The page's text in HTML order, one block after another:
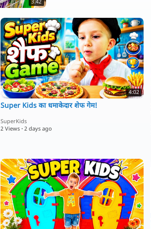
3:42
4:02
Super Kids का धमाकेदार शेफ गेम!
SuperKids
2 Views · 2 days ago